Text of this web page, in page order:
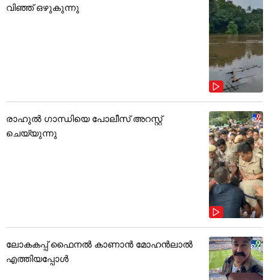
വിഞ്ഞ് ഒഴുകുന്നു
രാഹുൽ ഗാന്ധിയെ പോലീസ് അറസ്റ്റ്
ചെയ്യുന്നു
ലോകകപ്പ് ഫൈനൽ കാണാൻ മോഹൻലാൽ
എത്തിയപ്പോൾ